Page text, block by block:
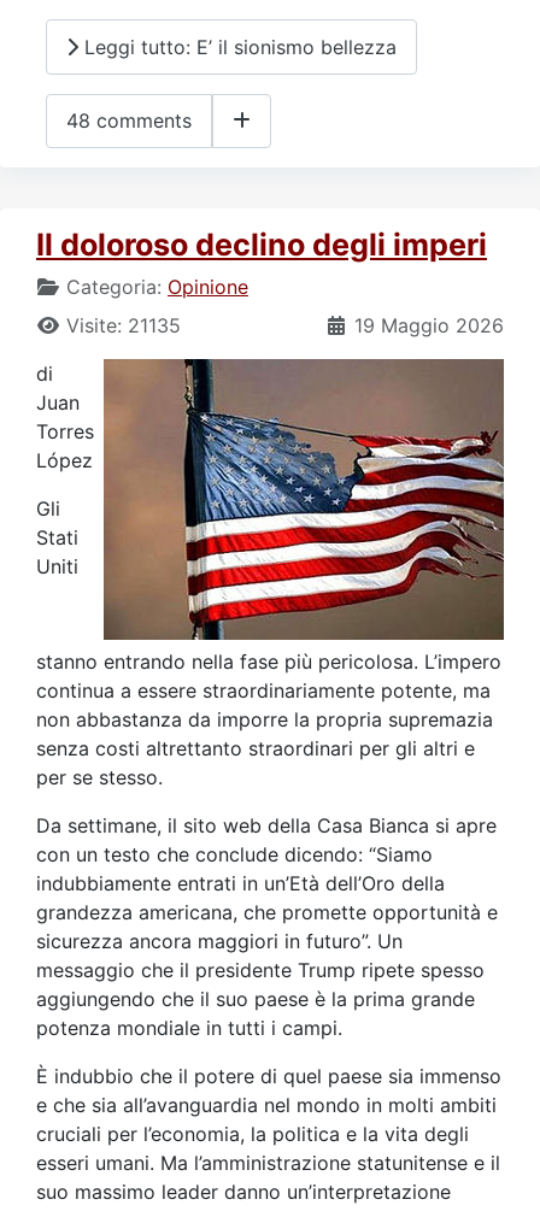
Leggi tutto: E’ il sionismo bellezza
48 comments
Il doloroso declino degli imperi
Categoria: Opinione
19 Maggio 2026
Visite: 21135
di
Juan
Torres
López
Gli
Stati
Uniti
stanno entrando nella fase più pericolosa. L’impero
continua a essere straordinariamente potente, ma
non abbastanza da imporre la propria supremazia
senza costi altrettanto straordinari per gli altri e
per se stesso.
Da settimane, il sito web della Casa Bianca si apre
con un testo che conclude dicendo: “Siamo
indubbiamente entrati in un’Età dell’Oro della
grandezza americana, che promette opportunità e
sicurezza ancora maggiori in futuro”. Un
messaggio che il presidente Trump ripete spesso
aggiungendo che il suo paese è la prima grande
potenza mondiale in tutti i campi.
È indubbio che il potere di quel paese sia immenso
e che sia all’avanguardia nel mondo in molti ambiti
cruciali per l’economia, la politica e la vita degli
esseri umani. Ma l’amministrazione statunitense e il
suo massimo leader danno un’interpretazione